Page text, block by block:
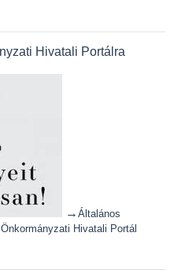
Hivatali Portálra
→ Általános
Hivatali Portál